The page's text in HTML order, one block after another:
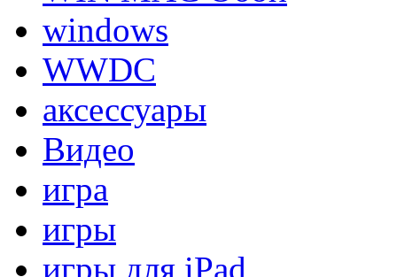
windows
WWDC
аксессуары
Видео
игра
игры
игры для iPad